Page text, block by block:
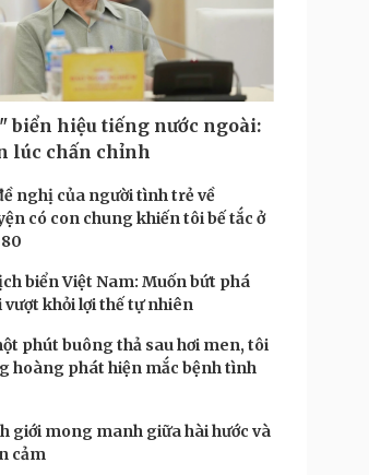
biển hiệu tiếng nước ngoài:
lúc chấn chỉnh
nghị của người tình trẻ về
có con chung khiến tôi bế tắc ở
biển Việt Nam: Muốn bứt phá
vượt khỏi lợi thế tự nhiên
phút buông thả sau hơi men, tôi
hoàng phát hiện mắc bệnh tình
giới mong manh giữa hài hước và
cảm